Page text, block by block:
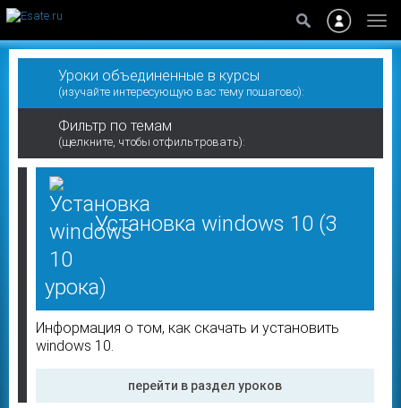
Уроки объединенные в курсы
(изучайте интересующую вас тему пошагово):
Фильтр по темам
(щелкните, чтобы отфильтровать):
Установка windows 10 (3
урока)
Информация о том, как скачать и установить
windows 10.
перейти в раздел уроков